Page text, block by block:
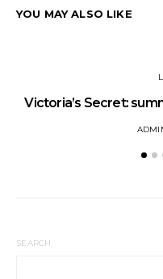
YOU MAY ALSO LIKE
Victoria’s Secret:
SEARCH